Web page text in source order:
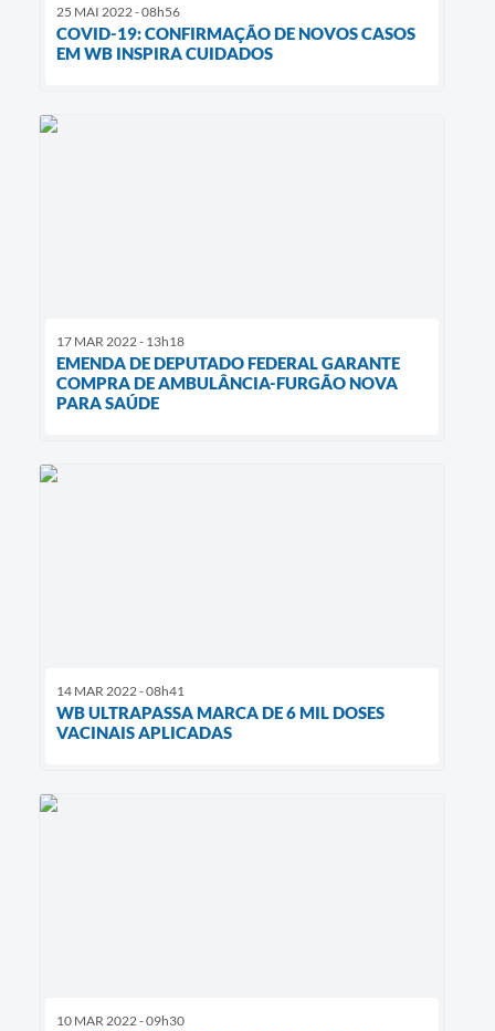
25 MAI 2022 - 08h56
COVID-19: CONFIRMAÇÃO DE NOVOS CASOS
EM WB INSPIRA CUIDADOS
17 MAR 2022 - 13h18
EMENDA DE DEPUTADO FEDERAL GARANTE
COMPRA DE AMBULÂNCIA-FURGÃO NOVA
PARA SAÚDE
14 MAR 2022 - 08h41
WB ULTRAPASSA MARCA DE 6 MIL DOSES
VACINAIS APLICADAS
10 MAR 2022 - 09h30